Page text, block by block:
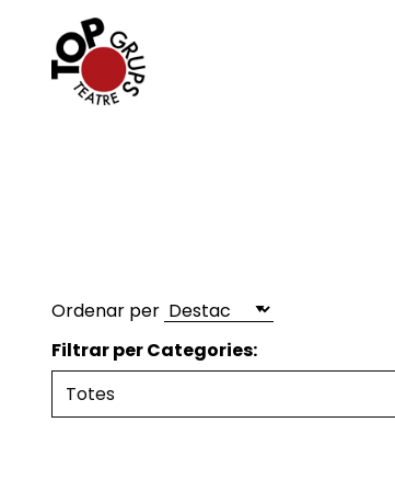
Ordenar per
Filtrar per Categories: